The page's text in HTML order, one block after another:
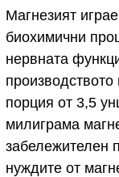
Магнезият
биохимични
нервната
порция от 3,5
милиграма
забележителен
нуждите от